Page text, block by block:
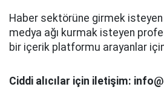
Haber sektörüne girmek isteyen
medya ağı kurmak isteyen
bir içerik platformu arayanlar
Ciddi alıcılar için iletişim: